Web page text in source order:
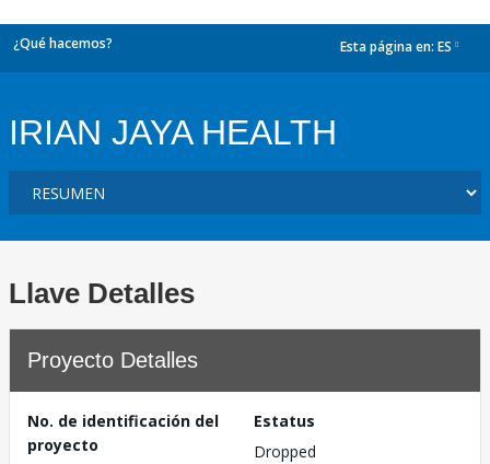
¿Qué hacemos? Esta página en: ES
IRIAN JAYA HEALTH
Llave Detalles
Proyecto Detalles
No. de identificación del
proyecto
Estatus
Dropped